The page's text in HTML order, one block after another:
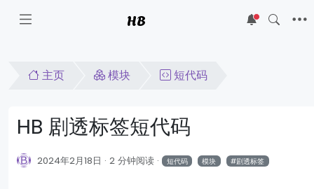
HB 5
主页 模块 短代码
HB 剧透标签短代码
2024年2月18日 2 分钟阅读 短代码 模块 剧透标签